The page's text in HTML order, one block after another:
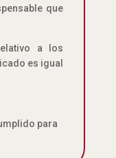
que
a los
es igual
para